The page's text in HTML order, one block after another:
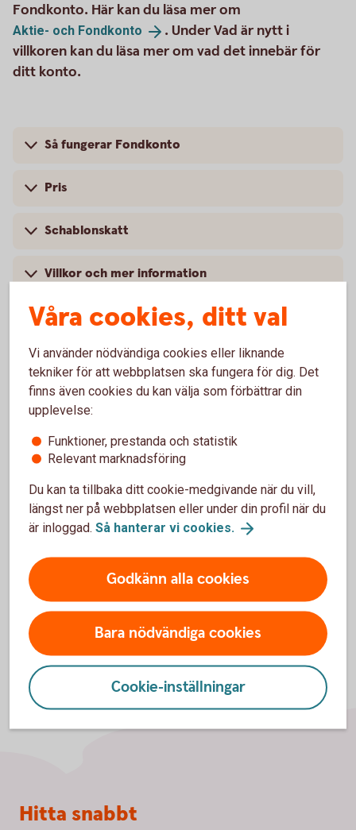
Fondkonto. Här kan du läsa mer om
Aktie- och Fondkonto
. Under Vad är nytt i
villkoren kan du läsa mer om vad det innebär för
ditt konto.
Så fungerar Fondkonto
Pris
Schablonskatt
Villkor och mer information
Vad är nytt i villkoren?
För att se detta innehåll behöver du först
godkänna cookies för Funktioner, prestanda
och statistik.
Inställningar för cookies
Våra cookies, ditt val
Vi använder nödvändiga cookies eller liknande
tekniker för att webbplatsen ska fungera för dig. Det
finns även cookies du kan välja som förbättrar din
upplevelse:
Funktioner, prestanda och statistik
Relevant marknadsföring
Du kan ta tillbaka ditt cookie-medgivande när du vill,
längst ner på webbplatsen eller under din profil när du
är inloggad. Så hanterar vi cookies.
Godkänn alla cookies
Bara nödvändiga cookies
Cookie-inställningar
Sidfot
Hitta snabbt